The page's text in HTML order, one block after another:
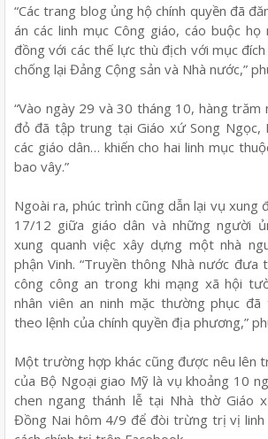
“Các trang blog ủng hộ chính quyền đã
án các linh mục Công giáo, cáo buộc
đồng với các thế lực thù địch với mục
chống lại Đảng Cộng sản và Nhà nước,”
“Vào ngày 29 và 30 tháng 10, hàng trăm
đỏ đã tập trung tại Giáo xứ Song Ngọc,
các giáo dân… khiến cho hai linh mục
bao vây.”
Ngoài ra, phúc trình cũng dẫn lại vụ xung
17/12 giữa giáo dân và những người
xung quanh việc xây dựng một nhà
phận Vinh. “Truyền thông Nhà nước đưa
công công an trong khi mạng xã hội
nhân viên an ninh mặc thường phục
theo lệnh của chính quyền địa phương,”
Một trường hợp khác cũng được nêu lên
của Bộ Ngoại giao Mỹ là vụ khoảng 10
chen ngang thánh lễ tại Nhà thờ Giáo
Đồng Nai hôm 4/9 để đòi trừng trị vị linh